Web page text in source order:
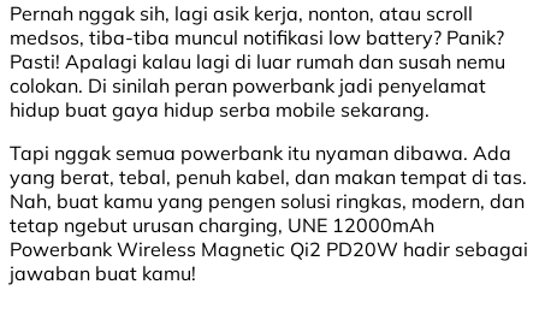
Pernah nggak sih, lagi asik kerja, nonton, atau scroll
medsos, tiba-tiba muncul notifikasi low battery? Panik?
Pasti! Apalagi kalau lagi di luar rumah dan susah nemu
colokan. Di sinilah peran powerbank jadi penyelamat
hidup buat gaya hidup serba mobile sekarang.
Tapi nggak semua powerbank itu nyaman dibawa. Ada
yang berat, tebal, penuh kabel, dan makan tempat di tas.
Nah, buat kamu yang pengen solusi ringkas, modern, dan
tetap ngebut urusan charging, UNE 12000mAh
Powerbank Wireless Magnetic Qi2 PD20W hadir sebagai
jawaban buat kamu!